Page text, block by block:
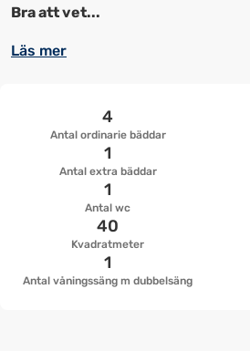
Bra att vet...
Läs mer
Antal ordinarie bäddar
4
Antal extra bäddar
1
Antal wc
1
Kvadratmeter
40
Antal våningssäng m dubbelsäng
1